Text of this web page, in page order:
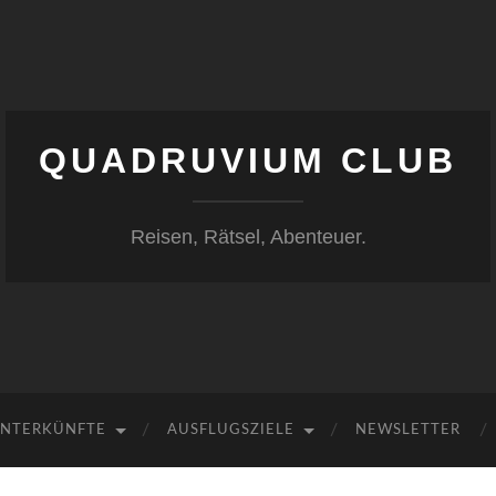
QUADRUVIUM CLUB
Reisen, Rätsel, Abenteuer.
AUSFLUGSZIELE NEWSLETTER